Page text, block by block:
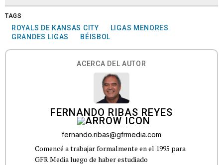
TAGS
ROYALS DE KANSAS CITY
LIGAS MENORES
GRANDES LIGAS
BÉISBOL
ACERCA DEL AUTOR
FERNANDO RIBAS REYES
fernando.ribas@gfrmedia.com
Comencé a trabajar formalmente en el 1995 para
GFR Media luego de haber estudiado